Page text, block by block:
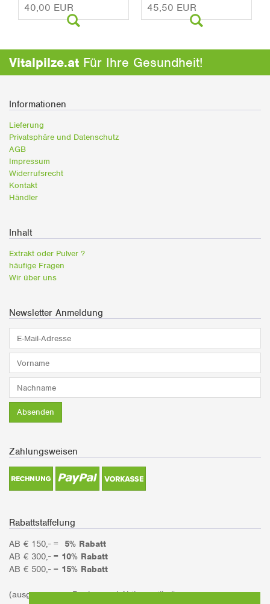
45,50 EUR
40,00 EUR
Vitalpilze.at Für Ihre Gesundheit!
Informationen
Lieferung
Privatsphäre und Datenschutz
AGB
Impressum
Widerrufsrecht
Kontakt
Händler
Inhalt
Extrakt oder Pulver ?
häufige Fragen
Wir über uns
Newsletter Anmeldung
Absenden
Zahlungsweisen
Rabattstaffelung
AB € 150,- = 5% Rabatt
AB € 300,- = 10% Rabatt
AB € 500,- = 15% Rabatt
(ausgenommen Bücher und Aktionsartikel)